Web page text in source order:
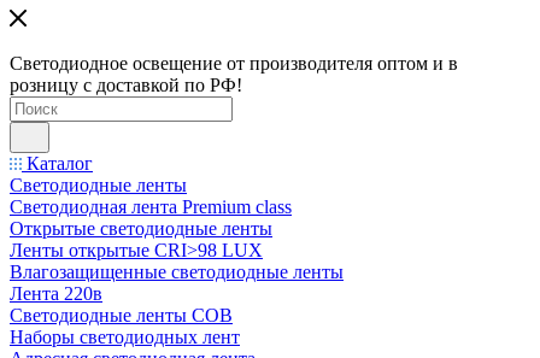
Светодиодное освещение от производителя оптом и в
розницу с доставкой по РФ!
Каталог
Светодиодные ленты
Светодиодная лента Premium class
Открытые светодиодные ленты
Ленты открытые CRI>98 LUX
Влагозащищенные светодиодные ленты
Лента 220в
Светодиодные ленты COB
Наборы светодиодных лент